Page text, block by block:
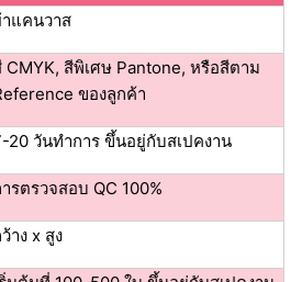
แคนวาส
CMYK, สีพิเศษ Pantone, หรือสีตาม
ของลูกค้า
20 วันทำการ ขึ้นอยู่กับสเปคงาน
รตรวจสอบ QC 100%
าง x สูง